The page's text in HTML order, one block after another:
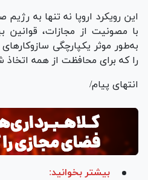
این رویکرد اروپا نه تنها به
با مصونیت از مجازات، قوانین
به‌طور موثر یکپارچگی
را که برای محافظت از همه
انتهای پیام/
بیشتر بخوانید: